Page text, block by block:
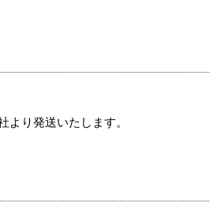
り発送いたします。